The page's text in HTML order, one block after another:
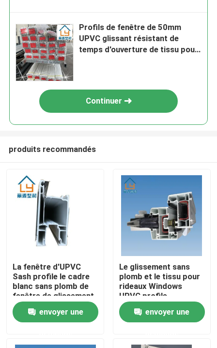
Profils de fenêtre de 50mm
UPVC glissant résistant de
temps d'ouverture de tissu pour
Continuer
produits recommandés
La fenêtre d'UPVC
Sash profile le cadre
blanc sans plomb de
fenêtre de glissement
envoyer une
Le glissement sans
plomb et le tissu pour
rideaux Windows
UPVC profile
insectifuge ignifugent
envoyer une